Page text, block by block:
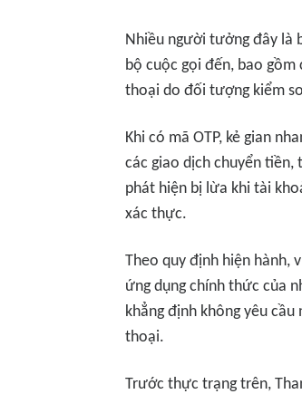
Nhiều người tưởng đây là
bộ cuộc gọi đến, bao gồm
thoại do đối tượng kiểm
Khi có mã OTP, kẻ gian
các giao dịch chuyển
phát hiện bị lừa khi tài
xác thực.
Theo quy định hiện hành,
ứng dụng chính thức của
khẳng định không yêu
thoại.
Trước thực trạng trên,